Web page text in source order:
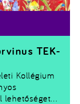
Kollégium
TEK-